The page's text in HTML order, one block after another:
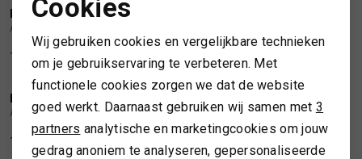
SPORTKLEDING
TASSEN
TOPS EN SHIRTS
/2
NOTERMAN
139,99 199,99 199,99
/2
NOTERMAN
Atelier Noterman Slim fit jeans
199,99
1 /2
NOTERMAN
Noodzakelijke cookies
Analytische cookies
Marketing cookies
Cookies
Wij gebruiken cookies en vergelijkbare technieken
om je gebruikservaring te verbeteren. Met
functionele cookies zorgen we dat de website
goed werkt. Daarnaast gebruiken wij samen met 3
partners analytische en marketingcookies om jouw
gedrag anoniem te analyseren, gepersonaliseerde